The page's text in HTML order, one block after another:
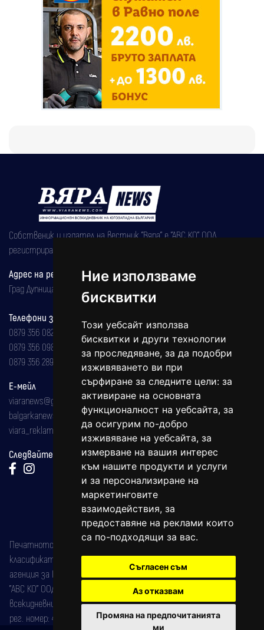
Ние използваме
бисквитки
Този уебсайт използва
бисквитки и други технологии
за проследяване, за да подобри
изживяването ви при
сърфиране за следните цели: за
активиране на основната
функционалност на уебсайта, за
да осигурим по-добро
изживяване на уебсайта, за
измерване на вашия интерес
към нашите продукти и услуги
и за персонализиране на
маркетинговите
взаимодействия, за
предоставяне на реклами които
са по-подходящи за вас.
Съгласен съм
Аз отказвам
Промяна на предпочитанията
ми
Собственик и издател на вестник "Вяра" е "АВС КО" ООД,
регистрирана на 08.05.2002 година.
Адрес на редакцията
Град Дупница, ул.''Христо Ботев" 43
Телефони за реклама и абонаменти
0879 356 082
0879 356 098
0879 356 289
Е-мейл
viaranews@gmail.com
balgarkanews@gmail.com
viara_reklama@mail.bg
Следвайте ни:
Печатното издание на вестника е регистрирано в националния
класификатор на печатните издания (Българска национална
агенция за ISSN) под номер: ISSN 1312-4722.
"АВС КО" ООД е притежател на марката: Вяра информационен
всекидневник на югозападна България, със свидетелство за марка
рег. номер: 47857/11.05.2004 година.